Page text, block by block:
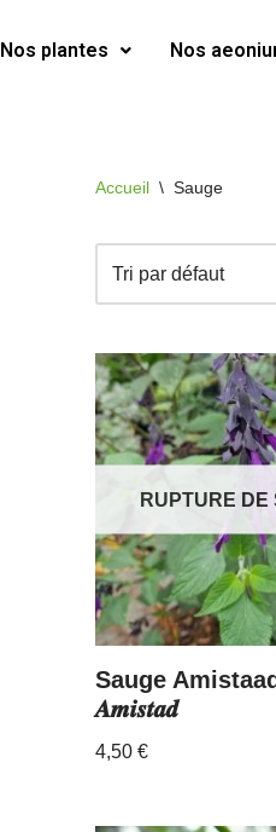
Nos plantes Nos
Accueil \ Sauge
RUPTURE DE
Sauge Amistaad
𝑨𝒎𝒊𝒔𝒕𝒂𝒅
4,50 €